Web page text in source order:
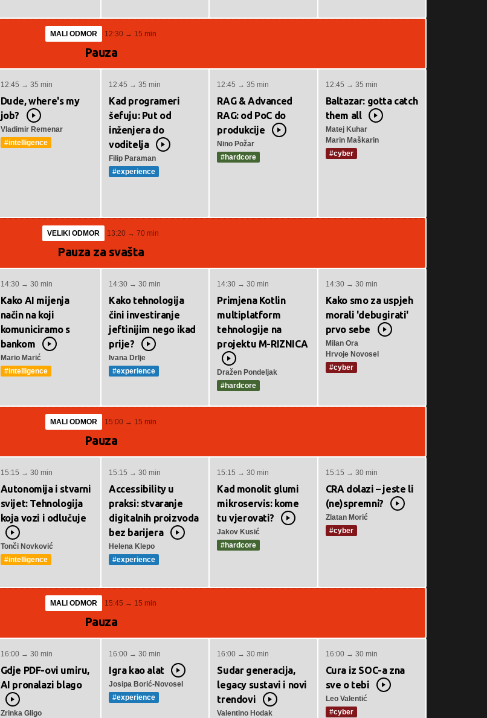
MALI ODMOR 12:30 → 15 min
Pauza
12:45 → 35 min
Dude, where's my
job?
Video
Vladimir Remenar
#intelligence
12:45 → 35 min
Kad programeri
šefuju: Put od
inženjera do
voditelja
Video
Filip Paraman
#experience
12:45 → 35 min
RAG & Advanced
RAG: od PoC do
produkcije
Video
Nino Požar
#hardcore
12:45 → 35 min
Baltazar: gotta catch
them all
Video
Matej Kuhar
Marin Maškarin
#cyber
VELIKI ODMOR 13:20 → 70 min
Pauza za svašta
14:30 → 30 min
Kako AI mijenja
način na koji
komuniciramo s
bankom
Video
Mario Marić
#intelligence
14:30 → 30 min
Kako tehnologija
čini investiranje
jeftinijim nego ikad
prije?
Video
Ivana Drlje
#experience
14:30 → 30 min
Primjena Kotlin
multiplatform
tehnologije na
projektu M-RIZNICA
Video
Dražen Pondeljak
#hardcore
14:30 → 30 min
Kako smo za uspjeh
morali 'debugirati'
prvo sebe
Video
Milan Ora
Hrvoje Novosel
#cyber
MALI ODMOR 15:00 → 15 min
Pauza
15:15 → 30 min
Autonomija i stvarni
svijet: Tehnologija
koja vozi i odlučuje
Video
Tonči Novković
#intelligence
15:15 → 30 min
Accessibility u
praksi: stvaranje
digitalnih proizvoda
bez barijera
Video
Helena Klepo
#experience
15:15 → 30 min
Kad monolit glumi
mikroservis: kome
tu vjerovati?
Video
Jakov Kusić
#hardcore
15:15 → 30 min
CRA dolazi – jeste li
(ne)spremni?
Video
Zlatan Morić
#cyber
MALI ODMOR 15:45 → 15 min
Pauza
16:00 → 30 min
Gdje PDF-ovi umiru,
AI pronalazi blago
Video
Zrinka Gligo
16:00 → 30 min
Igra kao alat
Video
Josipa Borić-Novosel
#experience
16:00 → 30 min
Sudar generacija,
legacy sustavi i novi
trendovi
Video
Valentino Hodak
16:00 → 30 min
Cura iz SOC-a zna
sve o tebi
Video
Leo Valentić
#cyber